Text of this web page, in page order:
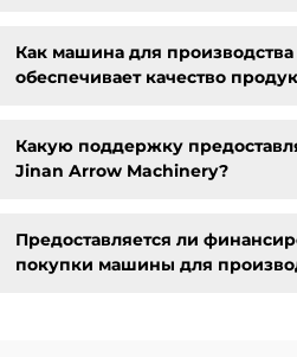
Как машина для
обеспечивает качество
Какую поддержку
Jinan Arrow Machinery?
Предоставляется ли
покупки машины для